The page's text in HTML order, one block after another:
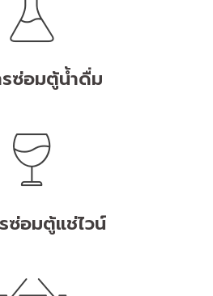
ซ่อมตู้น้ำดื่ม
ซ่อมตู้แช่ไวน์